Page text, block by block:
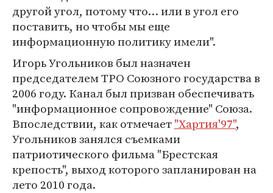
другой угол, потому что… или в угол его
поставить, но чтобы мы еще
информационную политику имели".
Игорь Угольников был назначен
председателем ТРО Союзного государства в
2006 году. Канал был призван обеспечивать
"информационное сопровождение" Союза.
Впоследствии, как отмечает"Хартия'97",
Угольников занялся съемками
патриотического фильма "Брестская
крепость", выход которого запланирован на
лето 2010 года.